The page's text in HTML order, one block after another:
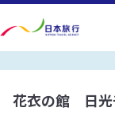
花衣の館 日光